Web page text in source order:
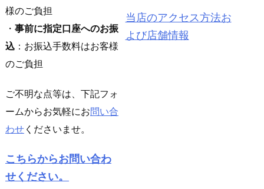
様のご負担
・ 事前に指定口座へのお振
込 ：お振込手数料はお客様
のご負担
ご不明な点等は、下記フォ
ームからお気軽にお問い合
わせ くださいませ。
こちらからお問い合わ
せください。
当店のアクセス方法お
よび店舗情報